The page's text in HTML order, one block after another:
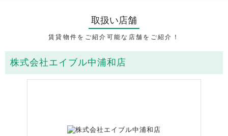
取扱い店舗
賃貸物件をご紹介可能な店舗をご紹介！
株式会社エイブル中浦和店